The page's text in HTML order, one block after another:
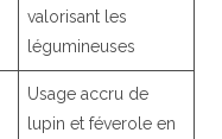
valorisant les
légumineuses
Usage accru de
lupin et féverole en